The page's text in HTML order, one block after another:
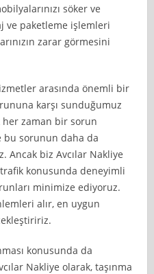
söker ve
ve paketleme işlemleri
zarar görmesini
arasında önemli bir
karşı sunduğumuz
zaman bir sorun
bu sorunun daha da
biz Avcılar Nakliye
konusunda deneyimli
minimize ediyoruz.
alır, en uygun
konusunda da
Nakliye olarak, taşınma